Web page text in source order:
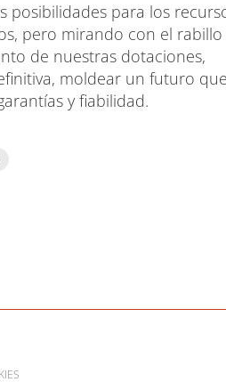
posibilidades para los
pero mirando con el
de nuestras dotaciones,
moldear un futuro
y fiabilidad.